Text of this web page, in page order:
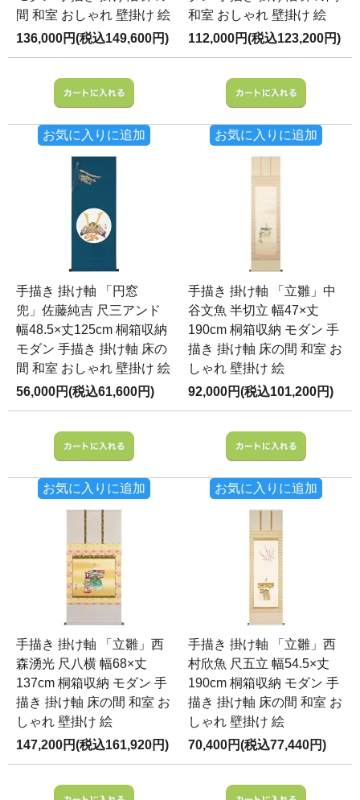
間 和室 おしゃれ 壁掛け 絵
136,000円(税込149,600円)
お気に入りに追加
和室 おしゃれ 壁掛け 絵
112,000円(税込123,200円)
お気に入りに追加
手描き 掛け軸 「円窓
兜」佐藤純吉 尺三アンド
幅48.5×丈125cm 桐箱収納
モダン 手描き 掛け軸 床の
間 和室 おしゃれ 壁掛け 絵
56,000円(税込61,600円)
お気に入りに追加
手描き 掛け軸 「立雛」中
谷文魚 半切立 幅47×丈
190cm 桐箱収納 モダン 手
描き 掛け軸 床の間 和室 お
しゃれ 壁掛け 絵
92,000円(税込101,200円)
お気に入りに追加
手描き 掛け軸 「立雛」西
森湧光 尺八横 幅68×丈
137cm 桐箱収納 モダン 手
描き 掛け軸 床の間 和室 お
しゃれ 壁掛け 絵
147,200円(税込161,920円)
手描き 掛け軸 「立雛」西
村欣魚 尺五立 幅54.5×丈
190cm 桐箱収納 モダン 手
描き 掛け軸 床の間 和室 お
しゃれ 壁掛け 絵
70,400円(税込77,440円)